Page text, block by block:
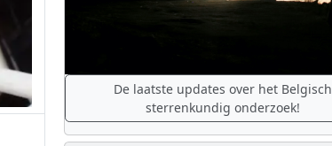
De laatste updates over het Belgisch
sterrenkundig onderzoek!